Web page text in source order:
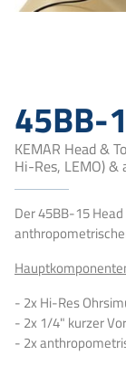
45BB-
KEMAR Head &
Hi-Res, LEMO)
Der 45BB-15
- 2x Hi-Res
- 2x 1/4" kurzer
- 2x